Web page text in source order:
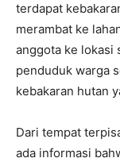
terdapat
merambat ke
anggota ke lokasi
penduduk warga
kebakaran hutan
Dari tempat
ada informasi